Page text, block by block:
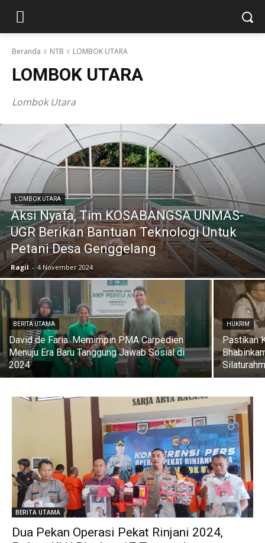
Beranda NTB LOMBOK UTARA
LOMBOK UTARA
Lombok Utara
LOMBOK UTARA
Aksi Nyata, Tim KOSABANGSA UNMAS-
UGR Berikan Bantuan Teknologi Untuk
Petani Desa Genggelang
Ragil - 4 November 2024
BERITA UTAMA
David de Faria: Memimpin PMA Carpedien
Menuju Era Baru Tanggung Jawab Sosial di
2024
HUKRIM
Pastikan
BERITA UTAMA
Dua Pekan Operasi Pekat Rinjani 2024,